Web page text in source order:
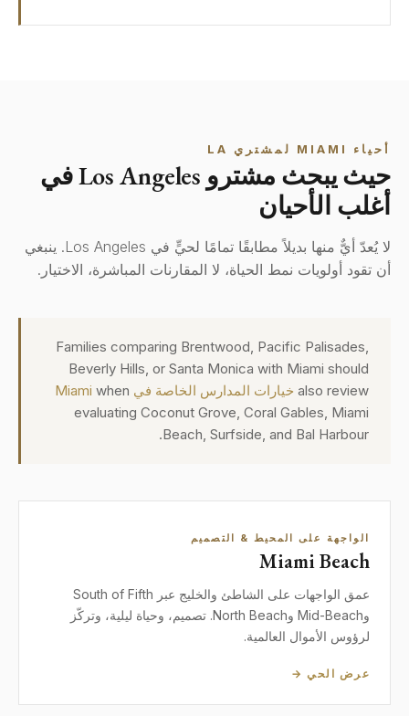
أحياء MIAMI لمشتري LA
حيث يبحث مشترو Los Angeles في
أغلب الأحيان
لا يُعدّ أيٌّ منها بديلاً مطابقًا تمامًا لحيٍّ في Los Angeles. ينبغي
أن تقود أولويات نمط الحياة، لا المقارنات المباشرة، الاختيار.
Families comparing Brentwood, Pacific Palisades,
Beverly Hills, or Santa Monica with Miami should
also review خيارات المدارس الخاصة في Miami when
evaluating Coconut Grove, Coral Gables, Miami
Beach, Surfside, and Bal Harbour.
الواجهة على المحيط & التصميم
Miami Beach
عمق الواجهات على الشاطئ والخليج عبر South of Fifth
وMid-Beach وNorth Beach. تصميم، وحياة ليلية، وتركّز
لرؤوس الأموال العالمية.
عرض الحي →